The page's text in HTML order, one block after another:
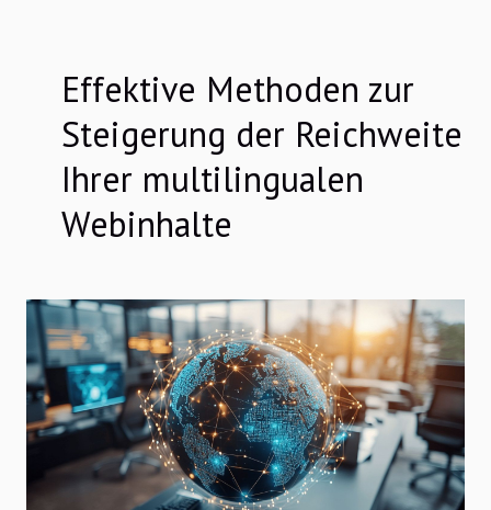
Effektive Methoden zur
Steigerung der Reichweite
Ihrer multilingualen
Webinhalte